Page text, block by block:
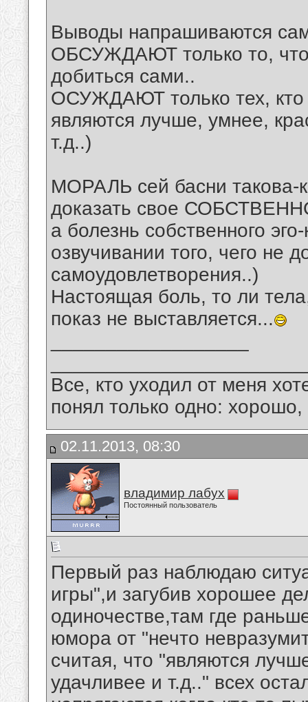
Выводы напрашиваются
ОБСУЖДАЮТ только то, что
добиться сами..
ОСУЖДАЮТ только тех, кто
являются лучше, умнее,
т.д..)
МОРАЛЬ сей басни такова-
доказать свое
а болезнь собственного
озвучивании того, чего не
самоудовлетворения..)
Настоящая боль, то ли
показ не выставляется...
Все, кто уходил от меня
понял только одно:
02.11.2013, 08:30
владимир лабух
Постоянный пользователь
Первый раз наблюдаю
игры",и загубив хорошее
одиночестве,там где
юмора от "нечто
считая, что "являются
удачливее и т.д.." всех